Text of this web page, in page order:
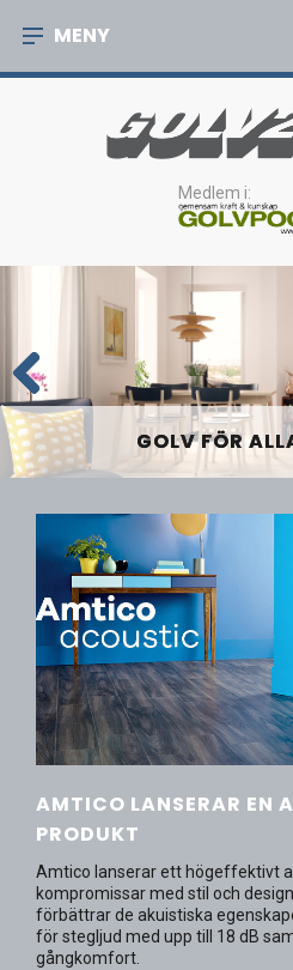
Medlem i:
MENY
GOLV FÖR
AUKTORISERAT
Previous
AMTICO LANSERAR EN
PRODUKT
Amtico lanserar ett högeffektivt
kompromissar med stil och
förbättrar de akuistiska
för stegljud med upp till 18 dB
gångkomfort.